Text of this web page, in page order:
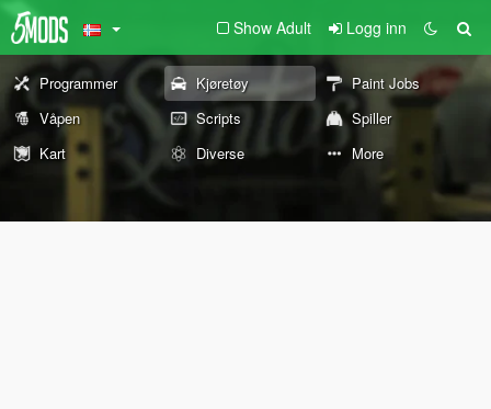
Show Adult Logg inn
Programmer Kjøretøy
Paint Jobs
Våpen
Scripts
Spiller
Kart
Diverse More